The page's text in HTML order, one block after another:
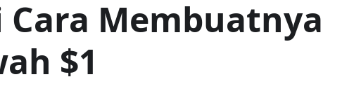
Cara Membuatnya
$1